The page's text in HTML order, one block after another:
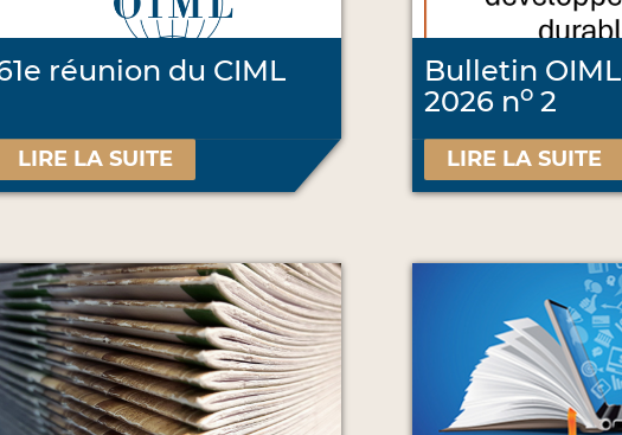
réunion du CIML
LIRE LA SUITE
Bulletin OIML
2026 no2
LIRE LA SUITE